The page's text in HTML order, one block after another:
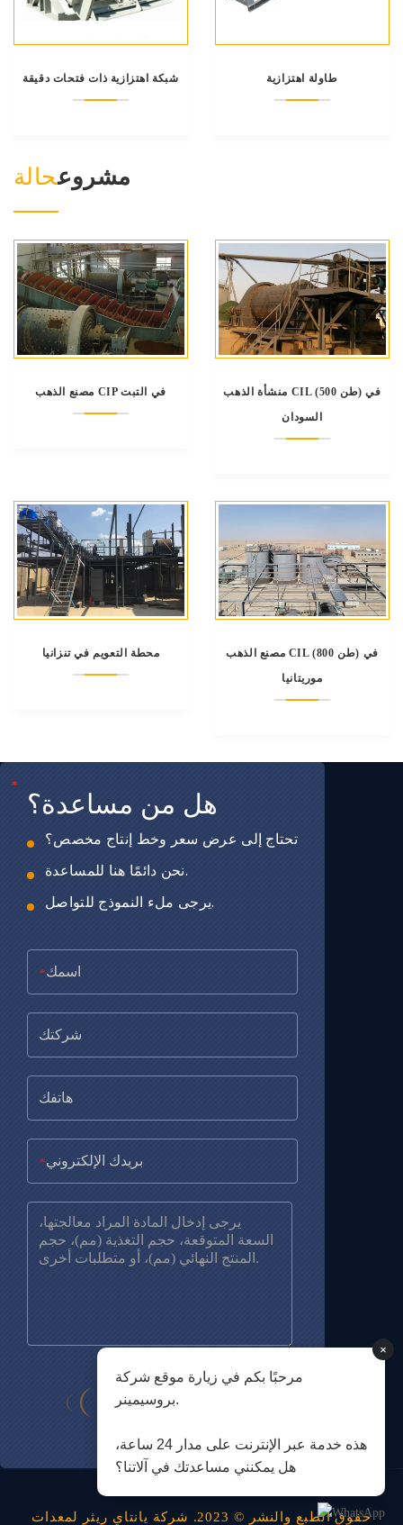
شبكة اهتزازية ذات فتحات دقيقة طاولة اهتزازية
مشروعحالة
مصنع الذهب CIP في التبت
منشأة الذهب CIL (500 طن) في
السودان
محطة التعويم في تنزانيا
مصنع الذهب CIL (800 طن) في
موريتانيا
هل من مساعدة؟
تحتاج إلى عرض سعر وخط إنتاج مخصص؟
نحن دائمًا هنا للمساعدة.
يرجى ملء النموذج للتواصل.
*
*
*
*
*
حقوق الطبع والنشر © 2023. شركة يانتاي ريثر لمعدات
×
مرحبًا بكم في زيارة موقع شركة
بروسيمينر.
هذه خدمة عبر الإنترنت على مدار 24 ساعة،
هل يمكنني مساعدتك في آلاتنا؟